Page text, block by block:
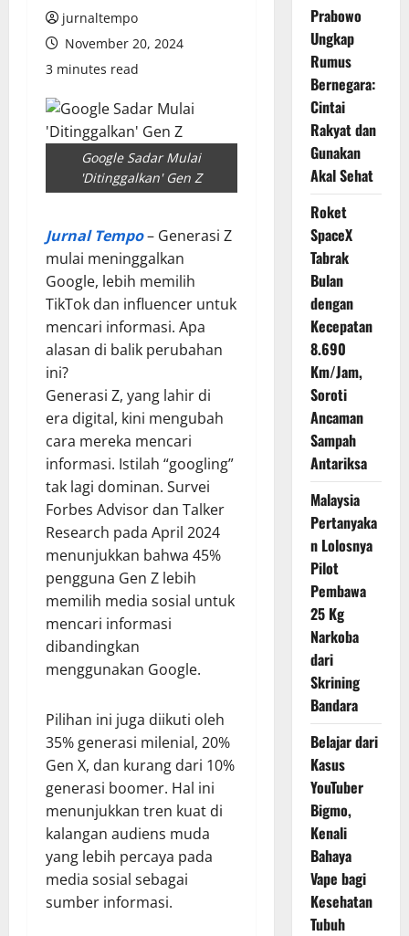
jurnaltempo
November 20, 2024
3 minutes read
Google Sadar Mulai
'Ditinggalkan' Gen Z
Jurnal Tempo– Generasi Z
mulai meninggalkan
Google, lebih memilih
TikTok dan influencer untuk
mencari informasi. Apa
alasan di balik perubahan
ini?
Generasi Z, yang lahir di
era digital, kini mengubah
cara mereka mencari
informasi. Istilah “googling”
tak lagi dominan. Survei
Forbes Advisor dan Talker
Research pada April 2024
menunjukkan bahwa 45%
pengguna Gen Z lebih
memilih media sosial untuk
mencari informasi
dibandingkan
menggunakan Google.
Pilihan ini juga diikuti oleh
35% generasi milenial, 20%
Gen X, dan kurang dari 10%
generasi boomer. Hal ini
menunjukkan tren kuat di
kalangan audiens muda
yang lebih percaya pada
media sosial sebagai
sumber informasi.
Prabowo
Ungkap
Rumus
Bernegara:
Cintai
Rakyat dan
Gunakan
Akal Sehat
Roket
SpaceX
Tabrak
Bulan
dengan
Kecepatan
8.690
Km/Jam,
Soroti
Ancaman
Sampah
Antariksa
Malaysia
Pertanyaka
n Lolosnya
Pilot
Pembawa
25 Kg
Narkoba
dari
Skrining
Bandara
Belajar dari
Kasus
YouTuber
Bigmo,
Kenali
Bahaya
Vape bagi
Kesehatan
Tubuh